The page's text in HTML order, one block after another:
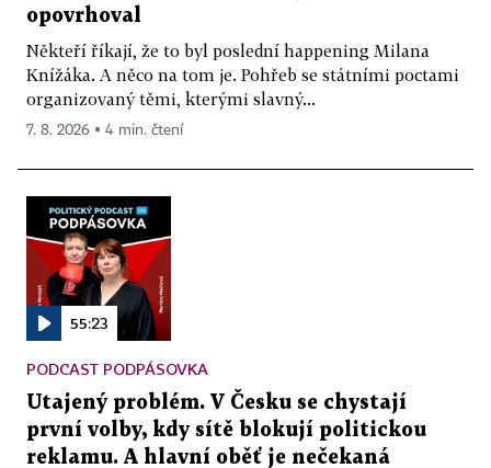
opovrhoval
Někteří říkají, že to byl poslední happening Milana
Knížáka. A něco na tom je. Pohřeb se státními poctami
organizovaný těmi, kterými slavný...
7. 8. 2026 ▪ 4 min. čtení
55:23
PODCAST PODPÁSOVKA
Utajený problém. V Česku se chystají
první volby, kdy sítě blokují politickou
reklamu. A hlavní oběť je nečekaná